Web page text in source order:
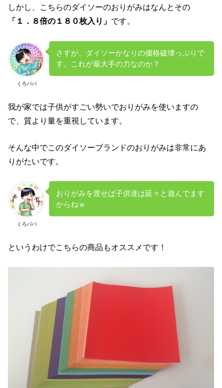
しかし、こちらのダイソーのおりがみはなんとその
「１．８倍の１８０枚入り」 です。
くろパパ
さすが、ダイソーかなりの価格破壊っぷりで
す。これが最大手の力なのか？
我が家では子供がすごい勢いでおりがみを使いますの
で、質より量を重視しています。
そんな中でこのダイソーブランドのおりがみは非常にあ
りがたいです。
くろパパ
おりがみを渡せば子供達は延々と遊んでます
からねｗ
というわけでこちらの商品もオススメです！